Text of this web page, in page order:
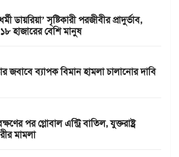
ডায়রিয়া’ সৃষ্টিকারী পরজীবীর প্রাদুর্ভাব,
হাজারের বেশি মানুষ
জবাবে ব্যাপক বিমান হামলা চালানোর দাবি
পর গ্লোবাল এন্ট্রি বাতিল, যুক্তরাষ্ট্র
মামলা